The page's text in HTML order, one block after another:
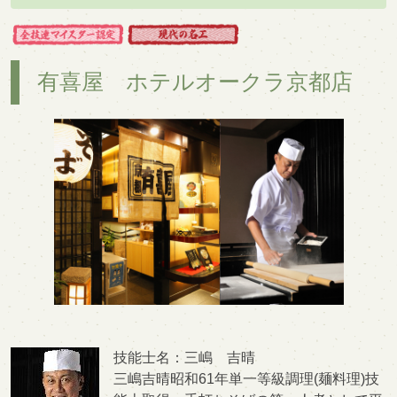
有喜屋 ホテルオークラ京都店
技能士名：三嶋 吉晴
三嶋吉晴昭和61年単一等級調理(麺料理)技